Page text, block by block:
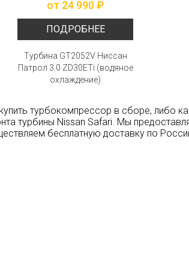
от 24 990 ₽
ПОДРОБНЕЕ
Турбина GT2052V Ниссан
Патрол 3.0 ZD30ETi (водяное
охлаждение)
турбокомпрессор в сборе, либо
турбины Nissan Safari. Мы
бесплатную доставку по